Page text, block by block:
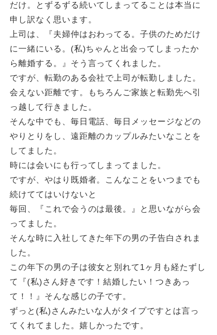
だけ。とずるずる続いてしまってることは本当に
申し訳なく思います。
上司は、『夫婦仲はおわってる。子供のためだけ
に一緒にいる。(私)ちゃんと出会ってしまったか
ら離婚する。』そう言ってくれました。
ですが、転勤のある会社で上司が転勤しました。
会えない距離です。もちろんご家族と転勤先へ引
っ越して行きました。
そんな中でも、毎日電話、毎日メッセージなどの
やりとりをし、遠距離のカップルみたいなことを
してました。
時には会いにも行ってしまってました。
ですが、やはり既婚者。こんなことをいつまでも
続けててはいけないと
毎回、『これで会うのは最後。』と思いながら会
ってました。
そんな時に入社してきた年下の男の子告白されま
した。
この年下の男の子は彼女と別れて1ヶ月も経たずし
て『(私)さん好きです！結婚したい！つきあっ
て！！』そんな感じの子です。
ずっと(私)さんみたいな人がタイプですとは言っ
てくれてました。嬉しかったです。